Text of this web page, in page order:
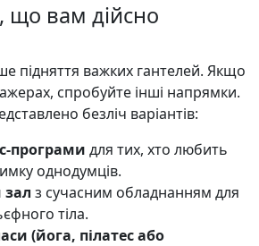
що вам дійсно
підняття важких гантелей. Якщо
спробуйте інші напрямки.
безліч варіантів:
програми для тих, хто любить
однодумців.
з сучасним обладнанням для
тіла.
(йога, пілатес або